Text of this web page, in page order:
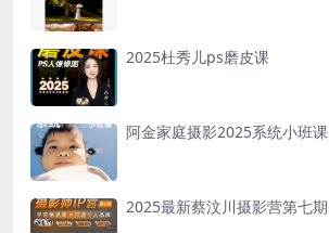
2025杜秀儿ps磨皮课
阿金家庭摄影2025系统小班课
2025最新蔡汶川摄影营第七期